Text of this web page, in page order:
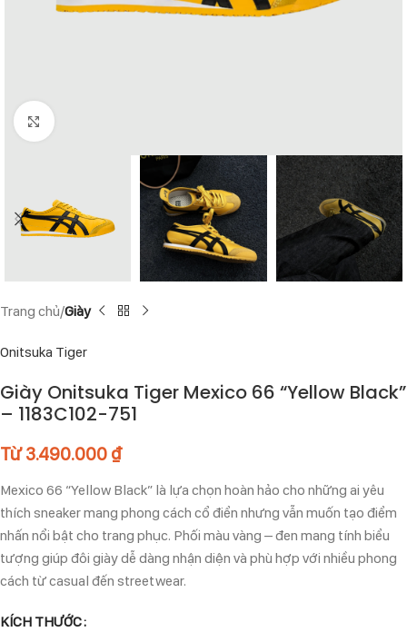
Click to enlarge
Trang chủ Giày
Onitsuka Tiger
Giày Onitsuka Tiger Mexico 66 “Yellow Black”
– 1183C102-751
Từ3.490.000 ₫
Mexico 66 “Yellow Black” là lựa chọn hoàn hảo cho những ai yêu
thích sneaker mang phong cách cổ điển nhưng vẫn muốn tạo điểm
nhấn nổi bật cho trang phục. Phối màu vàng – đen mang tính biểu
tượng giúp đôi giày dễ dàng nhận diện và phù hợp với nhiều phong
cách từ casual đến streetwear.
KÍCH THƯỚC